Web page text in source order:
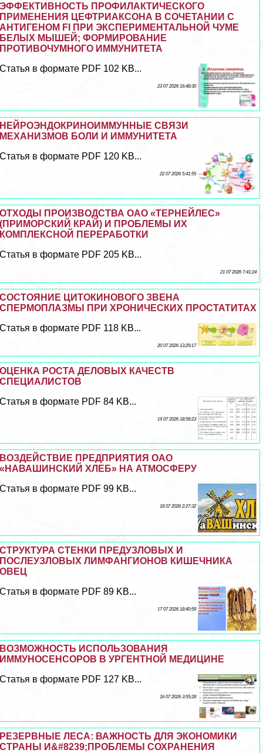
ЭФФЕКТИВНОСТЬ ПРОФИЛАКТИЧЕСКОГО
ПРИМЕНЕНИЯ ЦЕФТРИАКСОНА В СОЧЕТАНИИ С
АНТИГЕНОМ FI ПРИ ЭКСПЕРИМЕНТАЛЬНОЙ ЧУМЕ
БЕЛЫХ МЫШЕЙ; ФОРМИРОВАНИЕ
ПРОТИВОЧУМНОГО ИММУНИТЕТА
Статья в формате PDF 102 KB...
23 07 2026 16:48:30
НЕЙРОЭНДОКРИНОИММУННЫЕ СВЯЗИ
МЕХАНИЗМОВ БОЛИ И ИММУНИТЕТА
Статья в формате PDF 120 KB...
22 07 2026 5:41:55
ОТХОДЫ ПРОИЗВОДСТВА ОАО «ТЕРНЕЙЛЕС»
(ПРИМОРСКИЙ КРАЙ) И ПРОБЛЕМЫ ИХ
КОМПЛЕКСНОЙ ПЕРЕРАБОТКИ
Статья в формате PDF 205 KB...
21 07 2026 7:41:24
СОСТОЯНИЕ ЦИТОКИНОВОГО ЗВЕНА
СПЕРМОПЛАЗМЫ ПРИ ХРОНИЧЕСКИХ ПРОСТАТИТАХ
Статья в формате PDF 118 KB...
20 07 2026 13:29:17
ОЦЕНКА РОСТА ДЕЛОВЫХ КАЧЕСТВ
СПЕЦИАЛИСТОВ
Статья в формате PDF 84 KB...
19 07 2026 18:59:23
ВОЗДЕЙСТВИЕ ПРЕДПРИЯТИЯ ОАО
«НАВАШИНСКИЙ ХЛЕБ» НА АТМОСФЕРУ
Статья в формате PDF 99 KB...
18 07 2026 2:27:32
СТРУКТУРА СТЕНКИ ПРЕДУЗЛОВЫХ И
ПОСЛЕУЗЛОВЫХ ЛИМФАНГИОНОВ КИШЕЧНИКА
ОВЕЦ
Статья в формате PDF 89 KB...
17 07 2026 18:40:59
ВОЗМОЖНОСТЬ ИСПОЛЬЗОВАНИЯ
ИММУНОСЕНСОРОВ В УРГЕНТНОЙ МЕДИЦИНЕ
Статья в формате PDF 127 KB...
16 07 2026 3:55:28
РЕЗЕРВНЫЕ ЛЕСА: ВАЖНОСТЬ ДЛЯ ЭКОНОМИКИ
СТРАНЫ И&#8239;ПРОБЛЕМЫ СОХРАНЕНИЯ